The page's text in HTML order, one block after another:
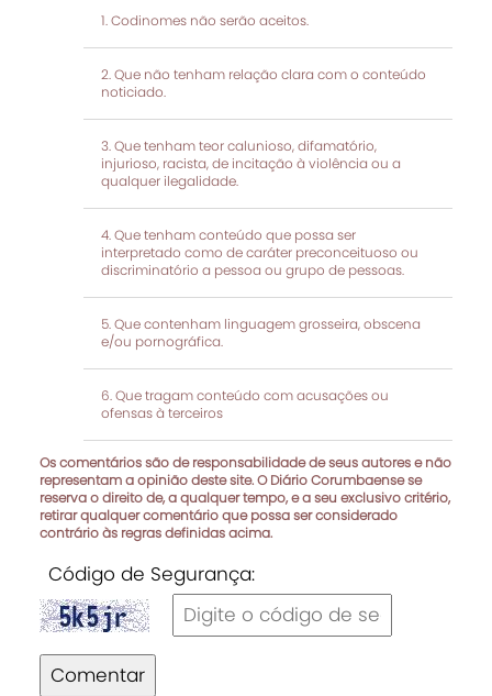
Codinomes não serão aceitos.
Que não tenham relação clara com o conteúdo
noticiado.
Que tenham teor calunioso, difamatório,
injurioso, racista, de incitação à violência ou a
qualquer ilegalidade.
Que tenham conteúdo que possa ser
interpretado como de caráter preconceituoso ou
discriminatório a pessoa ou grupo de pessoas.
Que contenham linguagem grosseira, obscena
e/ou pornográfica.
Que tragam conteúdo com acusações ou
ofensas à terceiros
Os comentários são de responsabilidade de seus autores e não
representam a opinião deste site. O Diário Corumbaense se
reserva o direito de, a qualquer tempo, e a seu exclusivo critério,
retirar qualquer comentário que possa ser considerado
contrário às regras definidas acima.
Código de Segurança:
Comentar